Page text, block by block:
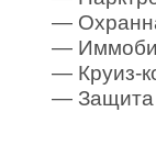
—
—
— Круиз-
— Защита